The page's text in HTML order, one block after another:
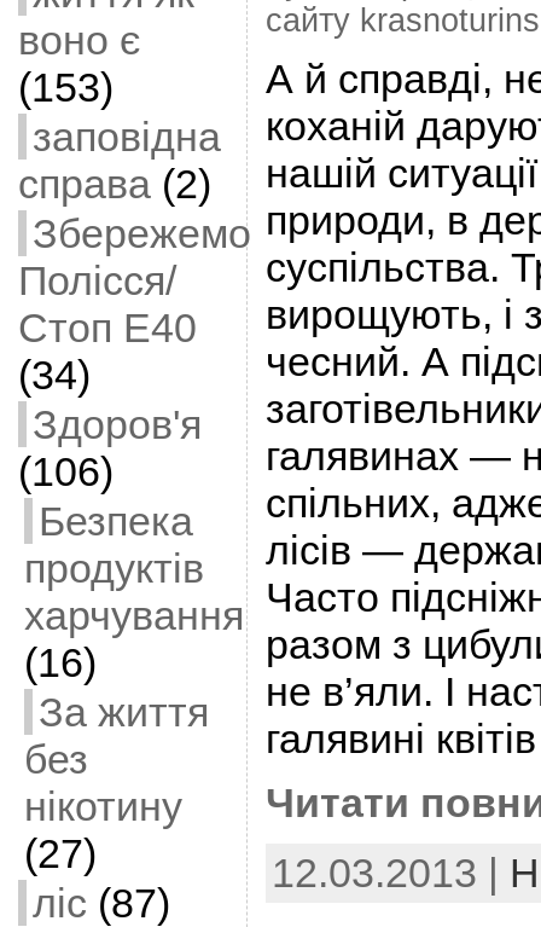
воно є
(153)
заповідна
справа(2)
Збережемо
Полісся/
Стоп Е40
(34)
Здоров'я
(106)
Безпека
продуктів
харчування
(16)
За життя
без
нікотину
(27)
ліс (87)
сайту
А й справді,
коханій
нашій
природи, в
суспільства.
вирощують, і
чесний. А
галявинах —
спільних,
лісів —
Часто
разом з
не в’яли. І
галявині
Читати
12.03.2013 |